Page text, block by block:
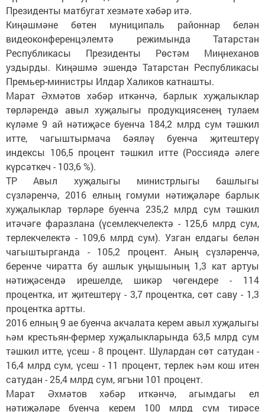
Президенты матбугат хезмәте хәбәр итә.
Киңәшмәне бөтен муниципаль районнар белән
видеоконференцэлемтә режимында Татарстан
Республикасы Президенты Рөстәм Миңнеханов
уздырды. Киңәшмә эшендә Татарстан Республикасы
Премьер-министры Илдар Халиков катнашты.
Марат Әхмәтов хәбәр иткәнчә, барлык хуҗалыклар
төрләрендә авыл хуҗалыгы продукциясенең тулаем
күләме 9 ай нәтиҗәсе буенча 184,2 млрд сум тәшкил
итте, чагыштырмача бәяләү буенча җитештерү
индексы 106,5 процент тәшкил итте (Россиядә әлеге
күрсәткеч - 103,6 %).
ТР Авыл хуҗалыгы министрлыгы башлыгы
сүзләренчә, 2016 елның гомуми нәтиҗәләре барлык
хуҗалыклар төрләре буенча 235,2 млрд сум тәшкил
итәчәге фаразлана (үсемлекчелектә - 125,6 млрд сум,
терлекчелектә - 109,6 млрд сум). Узган елдагы белән
чагыштырганда - 105,2 процент. Аның сүзләренчә,
беренче чиратта бу ашлык уңышының 1,3 кат артуы
нәтиҗәсендә ирешелде, шикәр чөгендере - 114
процентка, ит җитештерү - 3,7 процентка, сөт саву - 1,3
процентка артты.
2016 елның 9 ае буенча акчалата керем авыл хуҗалыгы
һәм крестьян-фермер хуҗалыкларында 63,5 млрд сум
тәшкил итте, үсеш - 8 процент. Шулардан сөт сатудан -
16,4 млрд сум, үсеш - 11 процент, терлек һәм кош итен
сатудан - 25,4 млрд сум, ягъни 101 процент.
Марат Әхмәтов хәбәр иткәнчә, агымдагы ел
нәтиҗәләре буенча керем 100 млрд сум тирәсе